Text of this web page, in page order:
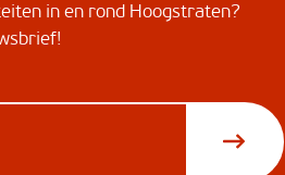
in en rond Hoogstraten?